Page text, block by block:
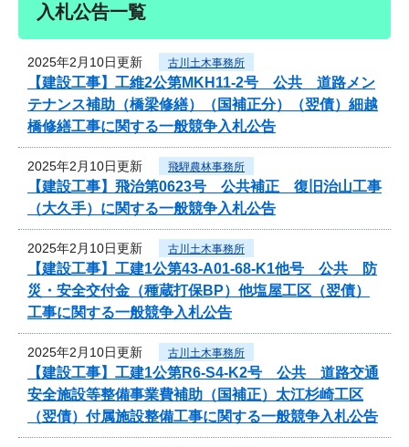
入札公告一覧
2025年2月10日更新 古川土木事務所
【建設工事】工維2公第MKH11-2号 公共 道路メン
テナンス補助（橋梁修繕）（国補正分）（翌債）細越
橋修繕工事に関する一般競争入札公告
2025年2月10日更新 飛騨農林事務所
【建設工事】飛治第0623号 公共補正 復旧治山工事
（大久手）に関する一般競争入札公告
2025年2月10日更新 古川土木事務所
【建設工事】工建1公第43-A01-68-K1他号 公共 防
災・安全交付金（種蔵打保BP）他塩屋工区（翌債）
工事に関する一般競争入札公告
2025年2月10日更新 古川土木事務所
【建設工事】工建1公第R6-S4-K2号 公共 道路交通
安全施設等整備事業費補助（国補正）太江杉崎工区
（翌債）付属施設整備工事に関する一般競争入札公告